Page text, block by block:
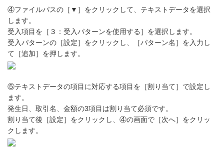
④ファイルパスの［▼］をクリックして、テキストデータを選択
します。
受入項目を［３：受入パターンを使用する］を選択します。
受入パターンの［設定］をクリックし、［パターン名］を入力し
て［追加］を押します。
⑤テキストデータの項目に対応する項目を［割り当て］で設定し
ます。
発生日、取引名、金額の3項目は割り当て必須です。
割り当て後［設定］をクリックし、④の画面で［次へ］をクリッ
クします。